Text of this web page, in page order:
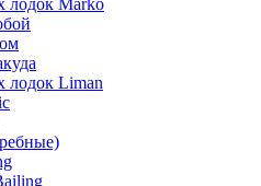
лодок Marko
лодок Liman